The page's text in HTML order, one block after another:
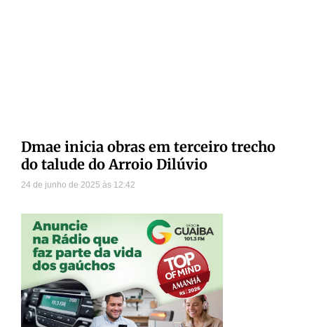
Dmae inicia obras em terceiro trecho
do talude do Arroio Dilúvio
24 de junho de 2025 12:42